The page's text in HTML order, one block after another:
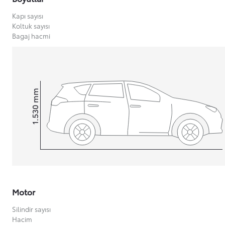
Kapı sayısı
Koltuk sayısı
Bagaj hacmi
Height1.530
mm
Motor
Silindir sayısı
Hacim